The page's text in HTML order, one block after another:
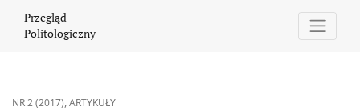
Przegląd
Politologiczny
NR 2 (2017),ARTYKUŁY